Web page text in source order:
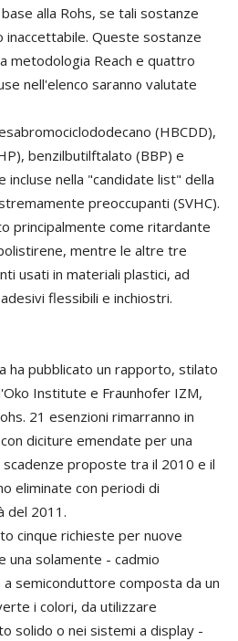
alla Rohs, se tali sostanze
inaccettabile. Queste sostanze
metodologia Reach e quattro
nell'elenco saranno valutate
(HBCDD),
benzilbutilftalato (BBP) e
nella "candidate list" della
preoccupanti (SVHC).
principalmente come ritardante
mentre le altre tre
usati in materiali plastici, ad
flessibili e inchiostri.
ha pubblicato un rapporto, stilato
Institute e Fraunhofer IZM,
21 esenzioni rimarranno in
diciture emendate per una
proposte tra il 2010 e il
eliminate con periodi di
del 2011.
cinque richieste per nuove
una solamente - cadmio
a semiconduttore composta da un
i colori, da utilizzare
solido o nei sistemi a display -